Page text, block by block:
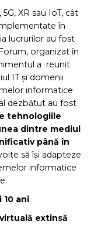
XR sau IoT, cât
în
lucrurilor au fost
organizat în
a reunit
IT și domenii
informatice
dezbătut au fost
tehnologiile
dintre mediul
până în
să își adapteze
informatice
ani
extinsă